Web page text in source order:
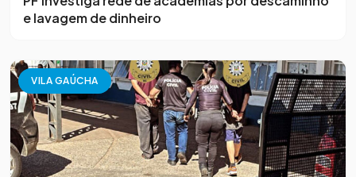
e lavagem de dinheiro
VILA GAÚCHA